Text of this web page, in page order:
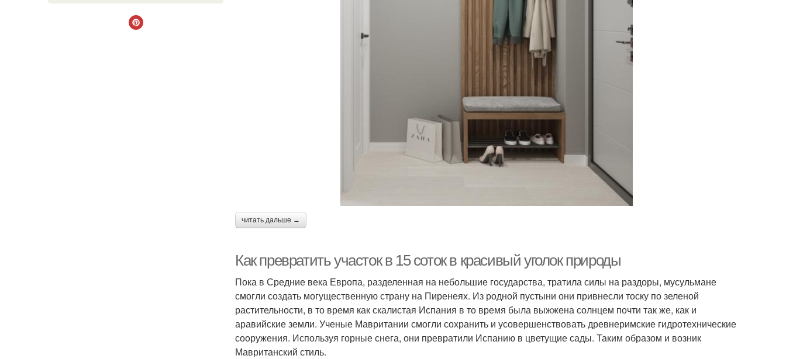
читать дальше →
Как превратить участок в 15 соток в красивый уголок природы
Пока в Средние века Европа, разделенная на небольшие государства, тратила силы на раздоры, мусульмане
смогли создать могущественную страну на Пиренеях. Из родной пустыни они привнесли тоску по зеленой
растительности, в то время как скалистая Испания в то время была выжжена солнцем почти так же, как и
аравийские земли. Ученые Мавритании смогли сохранить и усовершенствовать древнеримские гидротехнические
сооружения. Используя горные снега, они превратили Испанию в цветущие сады. Таким образом и возник
Мавританский стиль.